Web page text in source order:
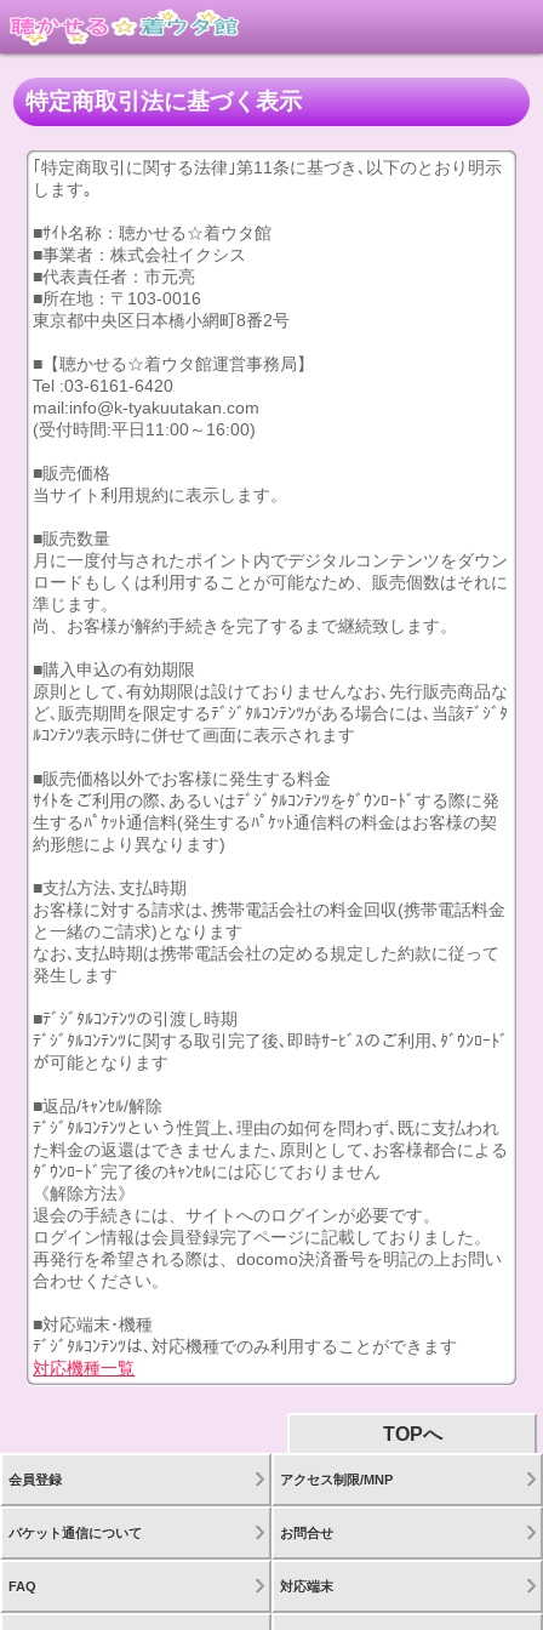
特定商取引法に基づく表示
｢特定商取引に関する法律｣第11条に基づき､以下のとおり明示
します｡
■ｻｲﾄ名称：聴かせる☆着ウタ館
■事業者：株式会社イクシス
■代表責任者：市元亮
■所在地：〒103-0016
東京都中央区日本橋小網町8番2号
■【聴かせる☆着ウタ館運営事務局】
Tel :03-6161-6420
mail:info@k-tyakuutakan.com
(受付時間:平日11:00～16:00)
■販売価格
当サイト利用規約に表示します。
■販売数量
月に一度付与されたポイント内でデジタルコンテンツをダウン
ロードもしくは利用することが可能なため、販売個数はそれに
準じます。
尚、お客様が解約手続きを完了するまで継続致します。
■購入申込の有効期限
原則として､有効期限は設けておりませんなお､先行販売商品な
ど､販売期間を限定するﾃﾞｼﾞﾀﾙｺﾝﾃﾝﾂがある場合には､当該ﾃﾞｼﾞﾀ
ﾙｺﾝﾃﾝﾂ表示時に併せて画面に表示されます
■販売価格以外でお客様に発生する料金
ｻｲﾄをご利用の際､あるいはﾃﾞｼﾞﾀﾙｺﾝﾃﾝﾂをﾀﾞｳﾝﾛｰﾄﾞする際に発
生するﾊﾟｹｯﾄ通信料(発生するﾊﾟｹｯﾄ通信料の料金はお客様の契
約形態により異なります)
■支払方法､支払時期
お客様に対する請求は､携帯電話会社の料金回収(携帯電話料金
と一緒のご請求)となります
なお､支払時期は携帯電話会社の定める規定した約款に従って
発生します
■ﾃﾞｼﾞﾀﾙｺﾝﾃﾝﾂの引渡し時期
ﾃﾞｼﾞﾀﾙｺﾝﾃﾝﾂに関する取引完了後､即時ｻｰﾋﾞｽのご利用､ﾀﾞｳﾝﾛｰﾄﾞ
が可能となります
■返品/ｷｬﾝｾﾙ/解除
ﾃﾞｼﾞﾀﾙｺﾝﾃﾝﾂという性質上､理由の如何を問わず､既に支払われ
た料金の返還はできませんまた､原則として､お客様都合による
ﾀﾞｳﾝﾛｰﾄﾞ完了後のｷｬﾝｾﾙには応じておりません
《解除方法》
退会の手続きには、サイトへのログインが必要です。
ログイン情報は会員登録完了ページに記載しておりました。
再発行を希望される際は、docomo決済番号を明記の上お問い
合わせください。
■対応端末･機種
ﾃﾞｼﾞﾀﾙｺﾝﾃﾝﾂは､対応機種でのみ利用することができます
対応機種一覧
TOPへ
会員登録 アクセス制限/MNP
パケット通信について お問合せ
FAQ 対応端末